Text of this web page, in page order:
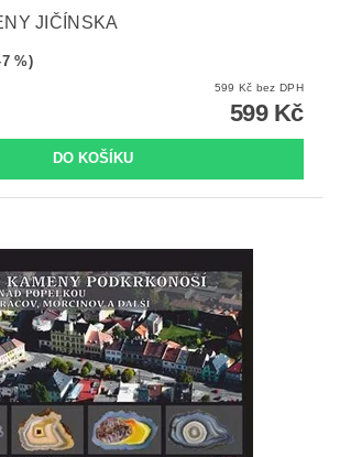
JIČÍNSKA
%)
599 Kč bez DPH
599 Kč